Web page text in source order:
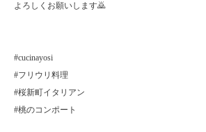
よろしくお願いします🙇
#cucinayosi
#フリウリ料理
#桜新町イタリアン
#桃のコンポート